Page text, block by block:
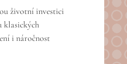
životní investici
klasických
i náročnost